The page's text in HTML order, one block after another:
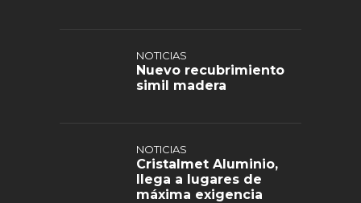
NOTICIAS
Nuevo recubrimiento
simil madera
NOTICIAS
Cristalmet Aluminio,
llega a lugares de
máxima exigencia